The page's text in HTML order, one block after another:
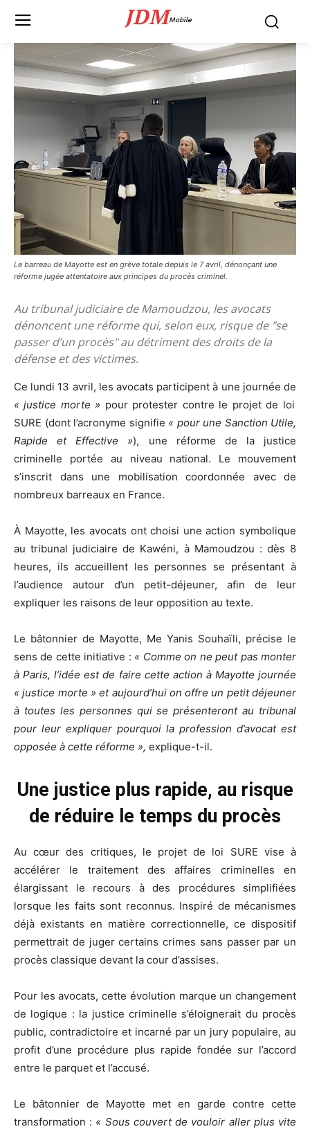
JDMMobile
Le barreau de Mayotte est en grève totale depuis le 7 avril, dénonçant une
réforme jugée attentatoire aux principes du procès criminel.
Au tribunal judiciaire de Mamoudzou, les avocats
dénoncent une réforme qui, selon eux, risque de "se
passer d’un procès" au détriment des droits de la
défense et des victimes.
Ce lundi 13 avril, les avocats participent à une journée de
« justice morte » pour protester contre le projet de loi
SURE (dont l’acronyme signifie « pour une Sanction Utile,
Rapide et Effective »), une réforme de la justice
criminelle portée au niveau national. Le mouvement
s’inscrit dans une mobilisation coordonnée avec de
nombreux barreaux en France.
À Mayotte, les avocats ont choisi une action symbolique
au tribunal judiciaire de Kawéni, à Mamoudzou : dès 8
heures, ils accueillent les personnes se présentant à
l’audience autour d’un petit-déjeuner, afin de leur
expliquer les raisons de leur opposition au texte.
Le bâtonnier de Mayotte, Me Yanis Souhaïli, précise le
sens de cette initiative : « Comme on ne peut pas monter
à Paris, l’idée est de faire cette action à Mayotte journée
« justice morte » et aujourd’hui on offre un petit déjeuner
à toutes les personnes qui se présenteront au tribunal
pour leur expliquer pourquoi la profession d’avocat est
opposée à cette réforme », explique-t-il.
Une justice plus rapide, au risque
de réduire le temps du procès
Au cœur des critiques, le projet de loi SURE vise à
accélérer le traitement des affaires criminelles en
élargissant le recours à des procédures simplifiées
lorsque les faits sont reconnus. Inspiré de mécanismes
déjà existants en matière correctionnelle, ce dispositif
permettrait de juger certains crimes sans passer par un
procès classique devant la cour d’assises.
Pour les avocats, cette évolution marque un changement
de logique : la justice criminelle s’éloignerait du procès
public, contradictoire et incarné par un jury populaire, au
profit d’une procédure plus rapide fondée sur l’accord
entre le parquet et l’accusé.
Le bâtonnier de Mayotte met en garde contre cette
transformation : « Sous couvert de vouloir aller plus vite